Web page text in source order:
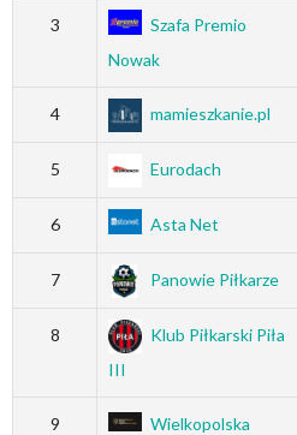
3
Szafa Premio
Nowak
4 mamieszkanie.pl
5 Eurodach
6 Asta Net
7 Panowie Piłkarze
8
Klub Piłkarski Piła
III
9
Wielkopolska